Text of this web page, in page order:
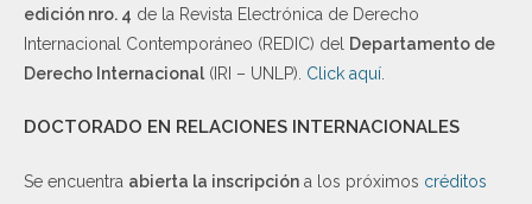
edición nro. 4 de la Revista Electrónica de Derecho
Internacional Contemporáneo (REDIC) del
Departamento de
Derecho Internacional (IRI – UNLP). Click aquí
DOCTORADO EN RELACIONES INTERNACIONALES
Se encuentra abierta la inscripción a los próximos créditos